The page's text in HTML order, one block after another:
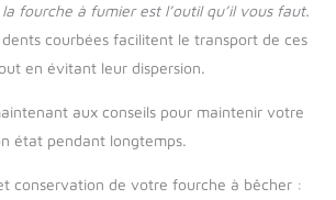
fourche à fumier est l’outil qu’il vous faut.
dents courbées facilitent le transport de ces
en évitant leur dispersion.
aux conseils pour maintenir votre
état pendant longtemps.
conservation de votre fourche à bêcher :